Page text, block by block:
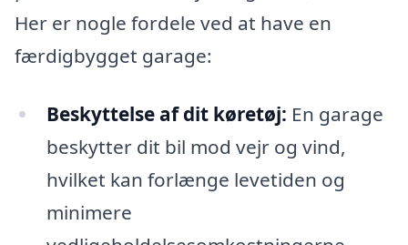
Her er nogle fordele ved at have en
færdigbygget garage:
Beskyttelse af dit køretøj: En garage
beskytter dit bil mod vejr og vind,
hvilket kan forlænge levetiden og
minimere